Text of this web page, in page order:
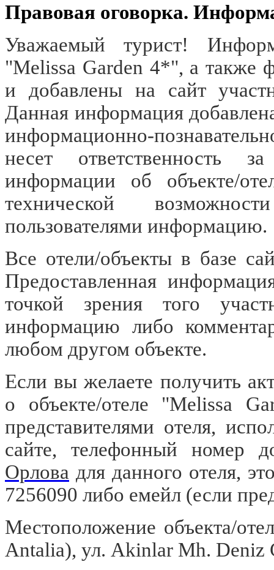
Правовая оговорка.
Уважаемый турист!
"Melissa Garden 4*", а также
и добавлены на сайт
Данная информация
информационно-
несет ответственность
информации об объекте/
технической
пользователями информацию.
Все отели/объекты в базе
Предоставленная
точкой зрения того
информацию либо
любом другом объекте.
Если вы желаете получить
о объекте/отеле "Melissa
представителями отеля,
сайте, телефонный номер
Орлова для данного отеля,
7256090 либо емейл (если
Местоположение объекта/
Antalia), ул. Akinlar Mh. Deniz